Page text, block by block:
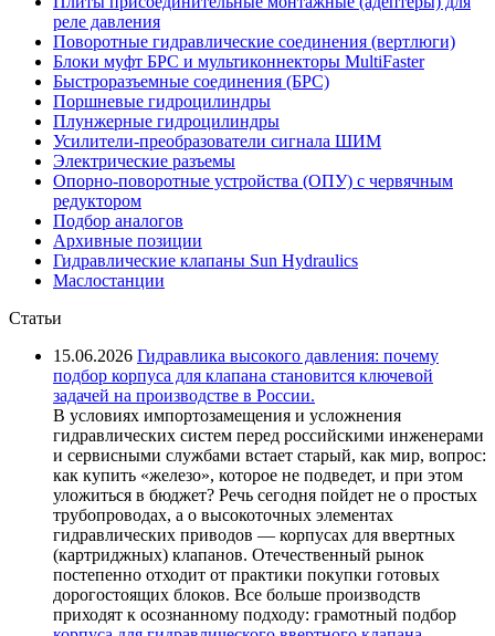
реле давления
Поворотные гидравлические соединения (вертлюги)
Блоки муфт БРС и мультиконнекторы MultiFaster
Быстроразъемные соединения (БРС)
Поршневые гидроцилиндры
Плунжерные гидроцилиндры
Усилители-преобразователи сигнала ШИМ
Электрические разъемы
Опорно-поворотные устройства (ОПУ) с червячным
редуктором
Подбор аналогов
Архивные позиции
Гидравлические клапаны Sun Hydraulics
Маслостанции
Статьи
15.06.2026 Гидравлика высокого давления: почему
подбор корпуса для клапана становится ключевой
задачей на производстве в России.
В условиях импортозамещения и усложнения
гидравлических систем перед российскими инженерами
и сервисными службами встает старый, как мир, вопрос:
как купить «железо», которое не подведет, и при этом
уложиться в бюджет? Речь сегодня пойдет не о простых
трубопроводах, а о высокоточных элементах
гидравлических приводов — корпусах для ввертных
(картриджных) клапанов. Отечественный рынок
постепенно отходит от практики покупки готовых
дорогостоящих блоков. Все больше производств
приходят к осознанному подходу: грамотный подбор